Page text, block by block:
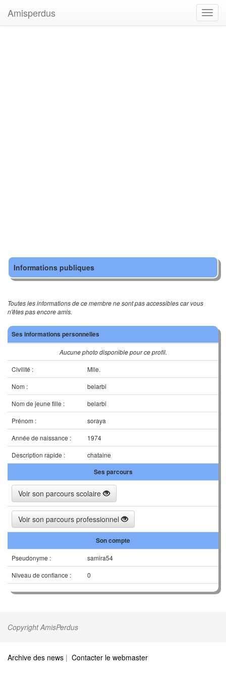
Amisperdus
Informations publiques
Toutes les informations de ce membre ne sont pas accessibles car vous
n'êtes pas encore amis.
Ses informations personnelles
Aucune photo disponible pour ce profil.
Civilité :
Mlle.
Nom :
belarbi
Nom de jeune fille :
belarbi
Prénom :
soraya
Année de naissance :
1974
Description rapide :
chataine
Ses parcours
Voir son parcours scolaire
Voir son parcours professionnel
Son compte
Pseudonyme :
samira54
Niveau de confiance :
0
Copyright AmisPerdus
Archive des news | Contacter le webmaster